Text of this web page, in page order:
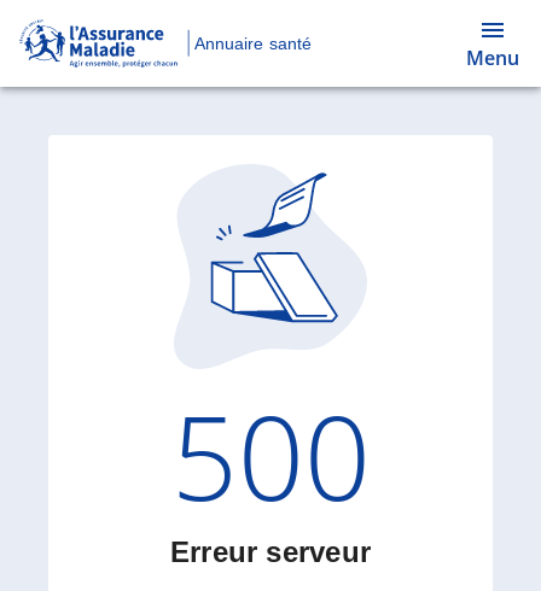
Annuaire santé
Menu
Code
500
Erreur serveur